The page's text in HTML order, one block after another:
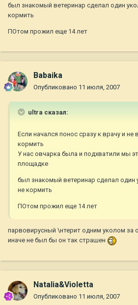
был знакомый ветеринар сделал один
кормить
ПОтом прожил еще 14 лет
Babaika
Опубликовано 11 июля, 2007
ultra сказал:
Если начался понос сразу к врачу и не
кормить
У нас овчарка была и подхватили мы
площадке
был знакомый ветеринар сделал один
не кормить
ПОтом прожил еще 14 лет
парвовирусный \нтерит одним уколом за
иначе не был бы он так страшен
Natalia&Violetta
Опубликовано 11 июля, 2007